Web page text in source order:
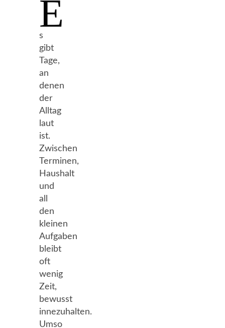
E
s
gibt
Tage,
an
denen
der
Alltag
laut
ist.
Zwischen
Terminen,
Haushalt
und
all
den
kleinen
Aufgaben
bleibt
oft
wenig
Zeit,
bewusst
innezuhalten.
Umso